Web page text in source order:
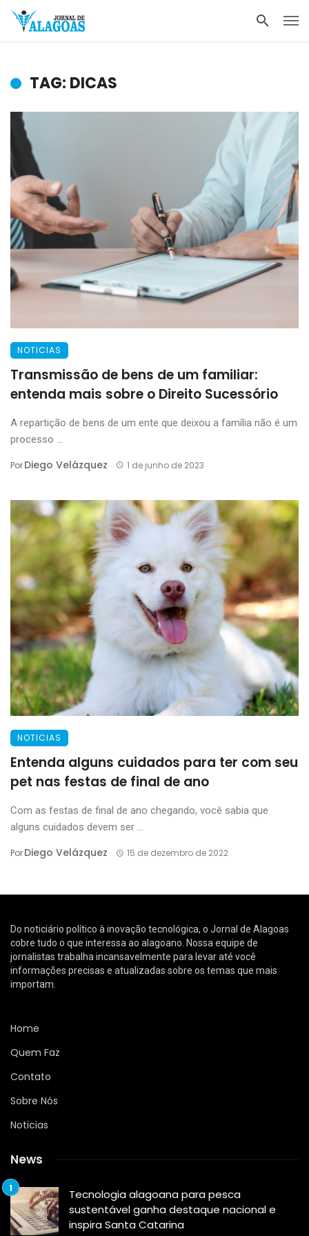
TAG: DICAS
NOTICIAS
Transmissão de bens de um familiar:
entenda mais sobre o Direito Sucessório
A repartição de bens de um ente que deixou a família não é um
processo ...
PorDiego Velázquez 1 de junho de 2023
NOTICIAS
Entenda alguns cuidados para ter com seu
pet nas festas de final de ano
Com as festas de final de ano chegando, você sabia que
alguns cuidados devem ser ...
PorDiego Velázquez 15 de dezembro de 2022
Do noticiário político à inovação tecnológica, o Jornal de Alagoas
cobre tudo o que interessa ao alagoano. Nossa equipe de
jornalistas trabalha incansavelmente para levar até você
informações precisas e atualizadas sobre os temas que mais
importam.
Home
Quem Faz
Contato
Sobre Nós
Noticias
News
Tecnologia alagoana para pesca
sustentável ganha destaque nacional e
inspira Santa Catarina